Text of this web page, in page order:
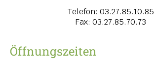
Telefon: 03.27.85.10.85
Fax: 03.27.85.70.73
Öffnungszeiten